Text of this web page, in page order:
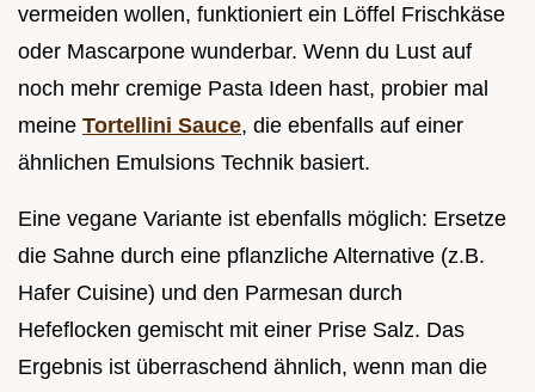
vermeiden wollen, funktioniert ein Löffel Frischkäse
oder Mascarpone wunderbar. Wenn du Lust auf
noch mehr cremige Pasta Ideen hast, probier mal
meine Tortellini Sauce, die ebenfalls auf einer
ähnlichen Emulsions Technik basiert.
Eine vegane Variante ist ebenfalls möglich: Ersetze
die Sahne durch eine pflanzliche Alternative (z.B.
Hafer Cuisine) und den Parmesan durch
Hefeflocken gemischt mit einer Prise Salz. Das
Ergebnis ist überraschend ähnlich, wenn man die